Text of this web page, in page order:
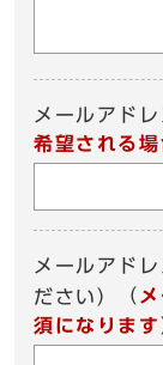
メールアドレ
希望される
メールアド
ださい）
（
須になります